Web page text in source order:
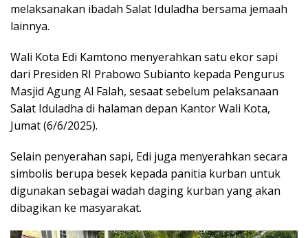
melaksanakan ibadah Salat Iduladha bersama jemaah
lainnya.
Wali Kota Edi Kamtono menyerahkan satu ekor sapi
dari Presiden RI Prabowo Subianto kepada Pengurus
Masjid Agung Al Falah, sesaat sebelum pelaksanaan
Salat Iduladha di halaman depan Kantor Wali Kota,
Jumat (6/6/2025).
Selain penyerahan sapi, Edi juga menyerahkan secara
simbolis berupa besek kepada panitia kurban untuk
digunakan sebagai wadah daging kurban yang akan
dibagikan ke masyarakat.